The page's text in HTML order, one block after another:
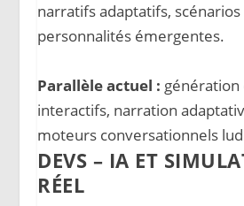
narratifs adaptatifs,
personnalités émergentes.
Parallèle actuel : génération
interactifs, narration
moteurs conversationnels
DEVS – IA ET
RÉEL